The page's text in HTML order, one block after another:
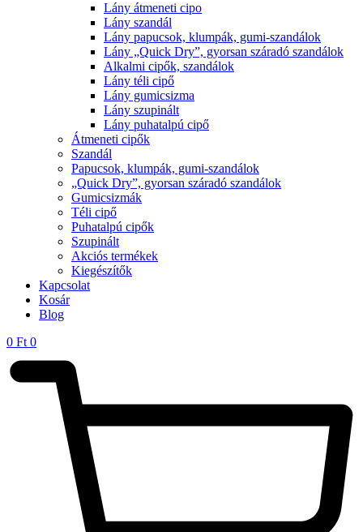
Lány átmeneti cipo
Lány szandál
Lány papucsok, klumpák, gumi-szandálok
Lány „Quick Dry”, gyorsan száradó szandálok
Alkalmi cipők, szandálok
Lány téli cipő
Lány gumicsizma
Lány szupinált
Lány puhatalpú cipő
Átmeneti cipők
Szandál
Papucsok, klumpák, gumi-szandálok
„Quick Dry”, gyorsan száradó szandálok
Gumicsizmák
Téli cipő
Puhatalpú cipők
Szupinált
Akciós termékek
Kiegészítők
Kapcsolat
Kosár
Blog
0 Ft 0